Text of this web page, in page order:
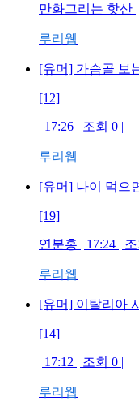
만화그리는 핫산 |
루리웹
[유머] 가슴골 보
[12]
| 17:26 | 조회 0 |
루리웹
[유머] 나이 먹으
[19]
연분홍 | 17:24 |
루리웹
[유머] 이탈리아
[14]
| 17:12 | 조회 0 |
루리웹